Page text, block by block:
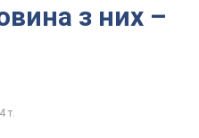
з них –
т.